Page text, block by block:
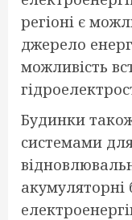
регіоні є
джерело
можливість
Будинки
системами
акумуляторні